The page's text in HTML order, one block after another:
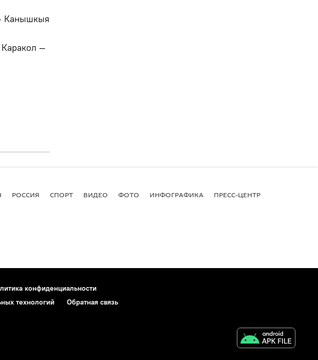
Канышкыя
Каракол —
РОССИЯ СПОРТ ВИДЕО ФОТО ИНФОГРАФИКА ПРЕСС-ЦЕНТР
конфиденциальности
технологий Обратная связь